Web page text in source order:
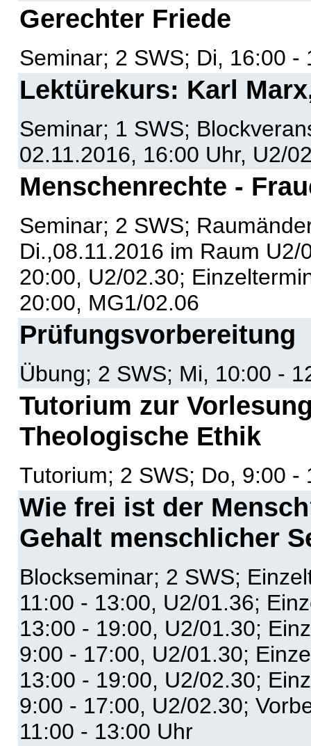
Gerechter Friede
Seminar; 2 SWS; Di, 16:00 -
Lektürekurs: Karl
Seminar; 1 SWS;
02.11.2016, 16:00 Uhr, U2/
Menschenrechte -
Seminar; 2 SWS;
Di.,08.11.2016 im Raum
20:00, U2/02.30;
20:00, MG1/02.06
Prüfungsvorbereitung
Übung; 2 SWS; Mi, 10:00 -
Tutorium zur
Theologische Ethik
Tutorium; 2 SWS; Do, 9:00 -
Wie frei ist der
Gehalt menschlicher
Blockseminar; 2 SWS;
11:00 - 13:00, U2/01.36;
13:00 - 19:00, U2/01.30;
9:00 - 17:00, U2/01.30;
13:00 - 19:00, U2/02.30;
9:00 - 17:00, U2/02.30;
11:00 - 13:00 Uhr